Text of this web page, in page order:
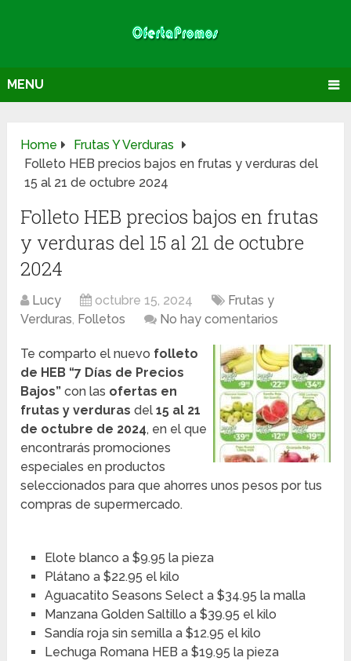
MENU
Home
Frutas Y Verduras
Folleto HEB precios bajos en frutas y verduras del
15 al 21 de octubre 2024
Folleto HEB precios bajos en frutas
y verduras del 15 al 21 de octubre
2024
Lucy octubre 15, 2024
Frutas y
Verduras, Folletos No hay comentarios
Te comparto el nuevo folleto
de HEB “7 Días de Precios
Bajos” con las ofertas en
frutas y verdurasdel15 al 21
de octubre de 2024, en el que
encontrarás promociones
especiales en productos
seleccionados para que ahorres unos pesos por tus
compras de supermercado.
Elote blanco a $9.95 la pieza
Plátano a $22.95 el kilo
Aguacatito Seasons Select a $34.95 la malla
Manzana Golden Saltillo a $39.95 el kilo
Sandía roja sin semilla a $12.95 el kilo
Lechuga Romana HEB a $19.95 la pieza